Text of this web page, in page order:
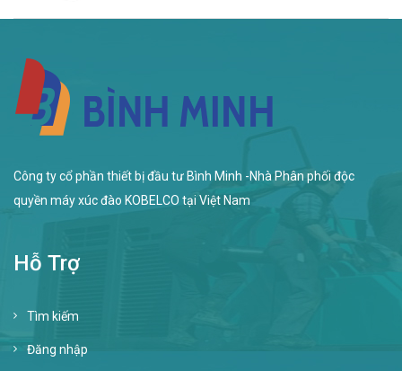
Công ty cổ phần thiết bị đầu tư Bình Minh -Nhà Phân phối độc
quyền máy xúc đào KOBELCO tại Việt Nam
Hỗ Trợ
Tìm kiếm
Đăng nhập